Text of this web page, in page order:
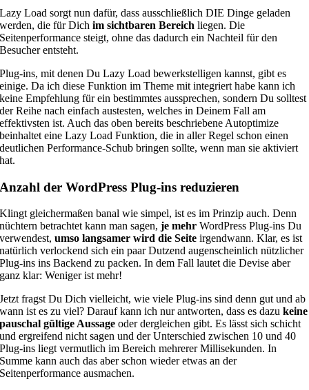
Lazy Load sorgt nun dafür, dass ausschließlich DIE Dinge geladen
werden, die für Dichim sichtbaren Bereich liegen. Die
Seitenperformance steigt, ohne das dadurch ein Nachteil für den
Besucher entsteht.
Plug-ins, mit denen Du Lazy Load bewerkstelligen kannst, gibt es
einige. Da ich diese Funktion im Theme mit integriert habe kann ich
keine Empfehlung für ein bestimmtes aussprechen, sondern Du solltest
der Reihe nach einfach austesten, welches in Deinem Fall am
effektivsten ist. Auch das oben bereits beschriebene Autoptimize
beinhaltet eine Lazy Load Funktion, die in aller Regel schon einen
deutlichen Performance-Schub bringen sollte, wenn man sie aktiviert
hat.
Anzahl der WordPress Plug-ins reduzieren
Klingt gleichermaßen banal wie simpel, ist es im Prinzip auch. Denn
nüchtern betrachtet kann man sagen, je mehrWordPress Plug-ins Du
verwendest, umso langsamer wird die Seite irgendwann. Klar, es ist
natürlich verlockend sich ein paar Dutzend augenscheinlich nützlicher
Plug-ins ins Backend zu packen. In dem Fall lautet die Devise aber
ganz klar: Weniger ist mehr!
Jetzt fragst Du Dich vielleicht, wie viele Plug-ins sind denn gut und ab
wann ist es zu viel? Darauf kann ich nur antworten, dass es dazukeine
pauschal gültige Aussage oder dergleichen gibt. Es lässt sich schicht
und ergreifend nicht sagen und der Unterschied zwischen 10 und 40
Plug-ins liegt vermutlich im Bereich mehrerer Millisekunden. In
Summe kann auch das aber schon wieder etwas an der
Seitenperformance ausmachen.